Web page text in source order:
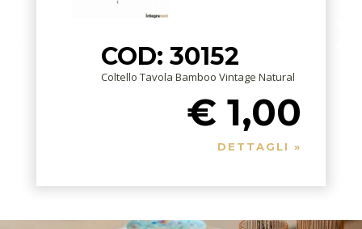
COD: 30152
Coltello Tavola Bamboo Vintage Natural
€ 1,00
DETTAGLI »